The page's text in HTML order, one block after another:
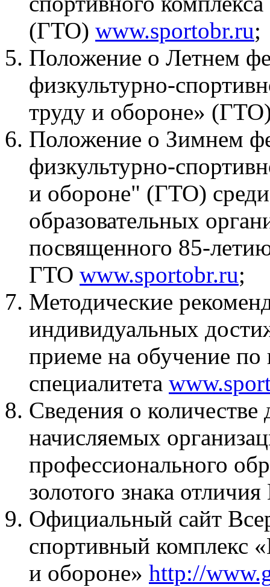
(ГТО) www.sportobr.ru;
Положение о Летнем
физкультурно-
труду и обороне»
Положение о Зимнем
физкультурно-
и обороне" (ГТО)
образовательных
посвященного 85-
ГТО www.sportobr.ru;
Методические
индивидуальных
приеме на обучение по
специалитета
Сведения о
начисляемых
профессионального
золотого знака
Официальный сайт
спортивный комплекс
и обороне» http://